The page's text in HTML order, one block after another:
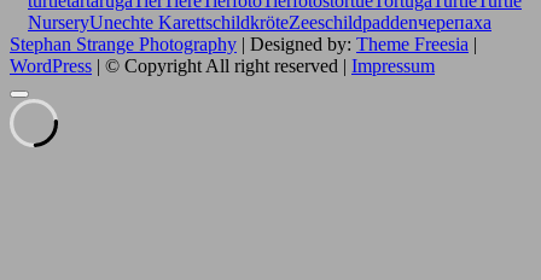
NurseryUnechte KarettschildkröteZeeschildpaddenчерепаха
Stephan Strange Photography | Designed by: Theme Freesia |
WordPress | © Copyright All right reserved | Impressum